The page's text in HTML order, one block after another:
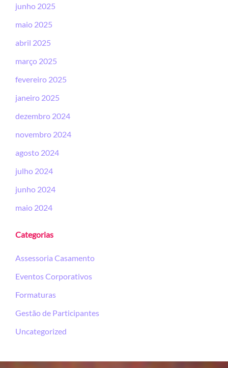
junho 2025
maio 2025
abril 2025
março 2025
fevereiro 2025
janeiro 2025
dezembro 2024
novembro 2024
agosto 2024
julho 2024
junho 2024
maio 2024
Categorias
Assessoria Casamento
Eventos Corporativos
Formaturas
Gestão de Participantes
Uncategorized